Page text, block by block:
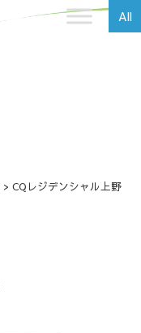
All
> CQレジデンシャル上野